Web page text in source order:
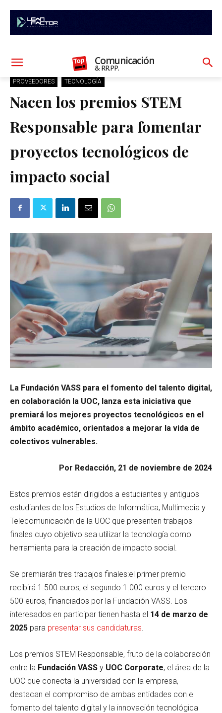
Comunicación
& RR.PP.
PROVEEDORES TECNOLOGÍA
Nacen los premios STEM
Responsable para fomentar
proyectos tecnológicos de
impacto social
La Fundación VASS para el fomento del talento digital,
en colaboración la UOC, lanza esta iniciativa que
premiará los mejores proyectos tecnológicos en el
ámbito académico, orientados a mejorar la vida de
colectivos vulnerables.
Por Redacción, 21 de noviembre de 2024
Estos premios están dirigidos a estudiantes y antiguos
estudiantes de los Estudios de Informática, Multimedia y
Telecomunicación de la UOC que presenten trabajos
finales cuyo objetivo sea utilizar la tecnología como
herramienta para la creación de impacto social.
Se premiarán tres trabajos finales:el primer premio
recibirá 1.500 euros, el segundo 1.000 euros y el tercero
500 euros, financiados por la Fundación VASS. Los
interesados en participar tienen hasta el 14 de marzo de
2025 para presentar sus candidaturas
Los premios STEM Responsable, fruto de la colaboración
entre la Fundación VASS y UOC Corporate, el área de la
UOC que conecta la universidad con la empresa,
destacan el compromiso de ambas entidades con el
fomento del talento digital y la innovación tecnológica